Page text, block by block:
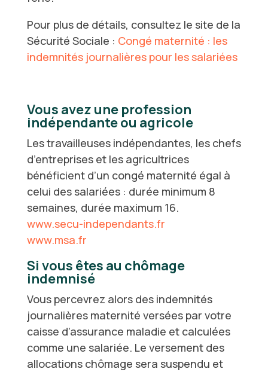
Pour plus de détails, consultez le site de la
Sécurité Sociale : Congé maternité : les
indemnités journalières pour les salariées
Vous avez une profession
indépendante ou agricole
Les travailleuses indépendantes, les chefs
d’entreprises et les agricultrices
bénéficient d’un congé maternité égal à
celui des salariées : durée minimum 8
semaines, durée maximum 16.
www.secu-independants.fr
www.msa.fr
Si vous êtes au chômage
indemnisé
Vous percevrez alors des indemnités
journalières maternité versées par votre
caisse d’assurance maladie et calculées
comme une salariée. Le versement des
allocations chômage sera suspendu et